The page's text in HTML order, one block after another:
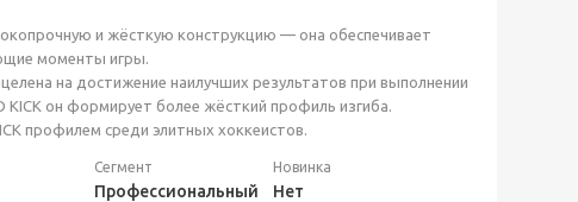
и жёсткую конструкцию — она обеспечивает
моменты игры.
на достижение наилучших результатов при выполнении
KICK он формирует более жёсткий профиль изгиба.
профилем среди элитных хоккеистов.
Сегмент
Профессиональный
Новинка
Нет